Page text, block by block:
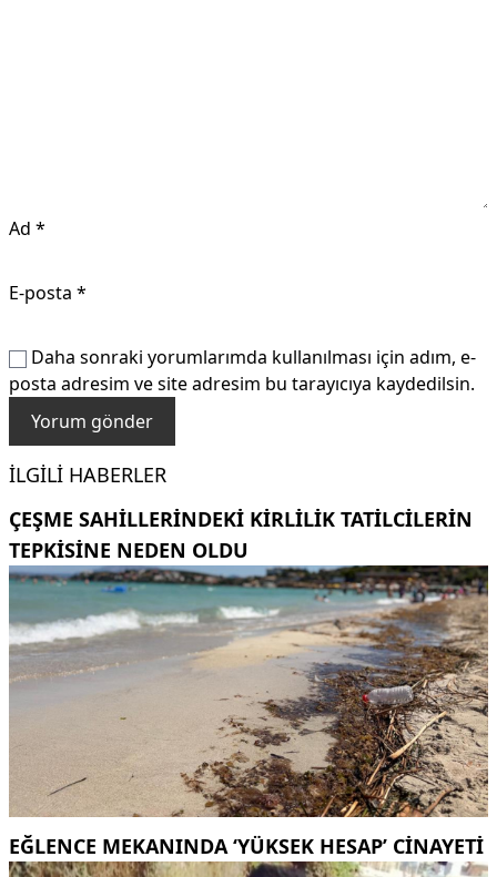
Ad *
E-posta *
Daha sonraki yorumlarımda kullanılması için adım, e-
posta adresim ve site adresim bu tarayıcıya kaydedilsin.
İLGILI HABERLER
ÇEŞME SAHILLERINDEKI KIRLILIK TATILCILERIN
TEPKISINE NEDEN OLDU
EĞLENCE MEKANINDA ‘YÜKSEK HESAP’ CINAYETI